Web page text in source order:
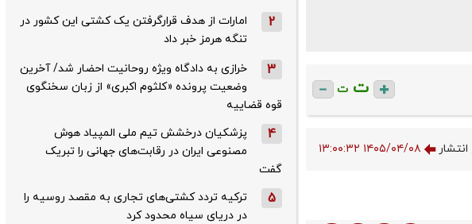
ت ت
۱۴۰۵/۰۴/۰۸ ۱۳:۰۰:۳۲
2
امارات از هدف قرارگرفتن یک کشتی این کشور در
تنگه هرمز خبر داد
3
خرازی به دادگاه ویژه روحانیت احضار شد/ آخرین
وضعیت پرونده «کلثوم اکبری» از زبان سخنگوی
قوه قضاییه
4
پزشکیان درخشش تیم ملی المپیاد هوش
مصنوعی ایران در رقابت‌های جهانی را تبریک
گفت
5
ترکیه تردد کشتی‌های تجاری به مقصد روسیه را
در دریای سیاه محدود کرد